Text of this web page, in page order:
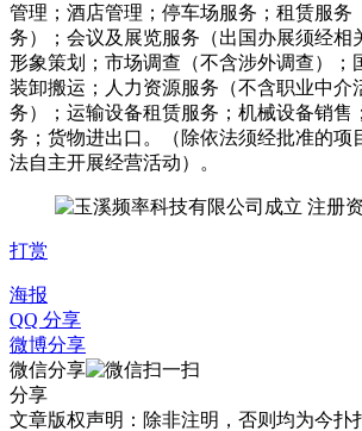
管理；酒店管理；停车场服务；租赁服务
务）；会议及展览服务（出国办展须经相
形象策划；市场调查（不含涉外调查）；
装卸搬运；人力资源服务（不含职业中介
务）；运输设备租赁服务；机械设备销售
务；货物进出口。（除依法须经批准的项
法自主开展经营活动）。
打赏
海报
QQ 分享
微博分享
微信分享
分享
文章版权声明：除非注明，否则均为今扑